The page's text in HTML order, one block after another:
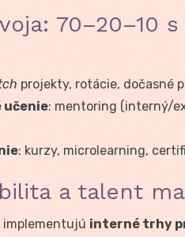
70–20–10
projekty, rotácie, dočasné
učenie: mentoring (interný/
: kurzy, microlearning,
a talent
implementujú interné trhy